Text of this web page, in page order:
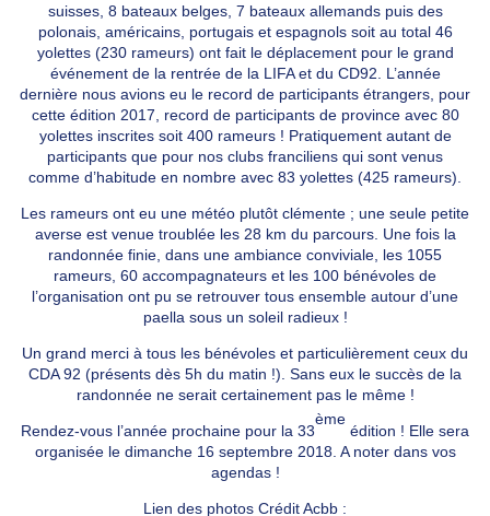
suisses, 8 bateaux belges, 7 bateaux allemands puis des
polonais, américains, portugais et espagnols soit au total 46
yolettes (230 rameurs) ont fait le déplacement pour le grand
événement de la rentrée de la LIFA et du CD92. L’année
dernière nous avions eu le record de participants étrangers, pour
cette édition 2017, record de participants de province avec 80
yolettes inscrites soit 400 rameurs ! Pratiquement autant de
participants que pour nos clubs franciliens qui sont venus
comme d’habitude en nombre avec 83 yolettes (425 rameurs).
Les rameurs ont eu une météo plutôt clémente ; une seule petite
averse est venue troublée les 28 km du parcours. Une fois la
randonnée finie, dans une ambiance conviviale, les 1055
rameurs, 60 accompagnateurs et les 100 bénévoles de
l’organisation ont pu se retrouver tous ensemble autour d’une
paella sous un soleil radieux !
Un grand merci à tous les bénévoles et particulièrement ceux du
CDA 92 (présents dès 5h du matin !). Sans eux le succès de la
randonnée ne serait certainement pas le même !
Rendez-vous l’année prochaine pour la 33
ème
édition ! Elle sera
organisée le dimanche 16 septembre 2018. A noter dans vos
agendas !
Lien des photos Crédit Acbb :